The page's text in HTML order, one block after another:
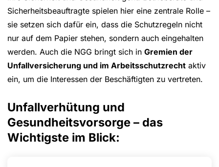
Sicherheitsbeauftragte spielen hier eine zentrale Rolle –
sie setzen sich dafür ein, dass die Schutzregeln nicht
nur auf dem Papier stehen, sondern auch eingehalten
werden. Auch die NGG bringt sich in Gremien der
Unfallversicherung und im Arbeitsschutzrecht aktiv
ein, um die Interessen der Beschäftigten zu vertreten.
Unfallverhütung und
Gesundheitsvorsorge – das
Wichtigste im Blick: